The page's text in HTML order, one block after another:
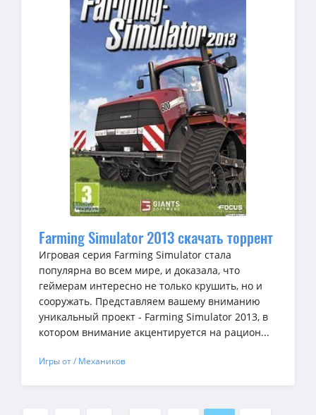
Farming Simulator 2013 скачать торрент
Игровая серия Farming Simulator стала
популярна во всем мире, и доказала, что
геймерам интересно не только крушить, но и
сооружать. Представляем вашему вниманию
уникальный проект - Farming Simulator 2013, в
котором внимание акцентируется на рацион...
Игры от / Механиков